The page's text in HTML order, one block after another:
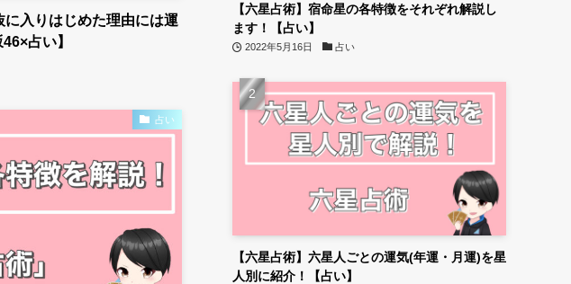
に入りはじめた理由には運
占い】
占い
【六星占術】宿命星の各特徴をそれぞれ解説し
ます！【占い】
2022年5月16日 占い
【六星占術】六星人ごとの運気(年運・月運)を星
人別に紹介！【占い】